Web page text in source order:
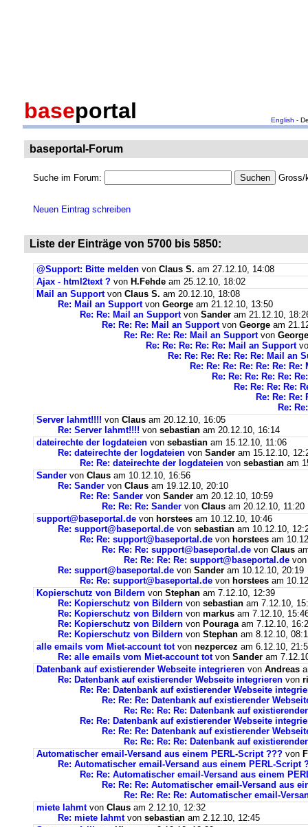
baseportal English -
baseportal-Forum
Suche im Forum: Gross/
Neuen Eintrag schreiben
Liste der Einträge von 5700 bis 5850:
@Support: Bitte melden von Claus S. am 27.12.10, 14:08
Ajax - html2text ? von H.Fehde am 25.12.10, 18:02
Mail an Supportvon Claus S. am 20.12.10, 18:08
Re: Mail an Supportvon George am 21.12.10, 13:50
Re: Re: Mail an Supportvon Sander am 21.12.10,
Re: Re: Re: Mail an Supportvon George am
Re: Re: Re: Re: Mail an Supportvon George
Re: Re: Re: Re: Re: Mail an Support
Re: Re: Re: Re: Re: Re: Mail an
Re: Re: Re: Re: Re: Re:
Re: Re: Re: Re: Re:
Re: Re: Re: Re:
Re: Re: Re:
Re:
Server lahmt!!!! von Claus am 20.12.10, 16:05
Re: Server lahmt!!!! von sebastian am 20.12.10, 16:14
dateirechte der logdateien von sebastian am 15.12.10, 11:06
Re: dateirechte der logdateien von Sander am 15.12.10,
Re: Re: dateirechte der logdateien von sebastian am
Sander von Claus am 10.12.10, 16:56
Re: Sander von Claus am 19.12.10, 20:10
Re: Re: Sander von Sander am 20.12.10, 10:59
Re: Re: Re: Sander von Claus am 20.12.10, 11:20
support@baseportal.de von horstees am 10.12.10, 10:46
Re: support@baseportal.de von sebastian am 10.12.10,
Re: Re: support@baseportal.de von horstees am
Re: Re: Re: support@baseportal.de von Claus
Re: Re: Re: Re: support@baseportal.de
Re: support@baseportal.de von Sander am 10.12.10, 20:19
Re: Re: support@baseportal.de von horstees am
Kopierschutz von Bildern von Stephan am 7.12.10, 12:39
Re: Kopierschutz von Bildern von sebastian am 7.12.10,
Re: Kopierschutz von Bildern von markus am 7.12.10,
Re: Kopierschutz von Bildern von Pouragaam 7.12.10,
Re: Kopierschutz von Bildern von Stephan am 8.12.10,
alle emails vom Miet-account totvon nezpercez am 6.12.10,
Re: alle emails vom Miet-account totvon Sander am
Datenbank auf existierender Webseite integrieren von Andreas
Re: Datenbank auf existierender Webseite integrieren von
Re: Re: Datenbank auf existierender Webseite
Re: Re: Re: Datenbank auf existierender
Re: Re: Re: Re: Datenbank auf
Re: Re: Datenbank auf existierender Webseite
Re: Re: Re: Datenbank auf existierender
Re: Re: Re: Re: Datenbank auf
Automatischer email-Versand aus einem PERL-Script ??? von
Re: Automatischer email-Versand aus einem PERL-Script
Re: Re: Automatischer email-Versand aus einem
Re: Re: Re: Automatischer email-Versand aus
Re: Re: Re: Re: Automatischer email-
miete lahmtvon Claus am 2.12.10, 12:32
Re: miete lahmtvon sebastian am 2.12.10, 12:45